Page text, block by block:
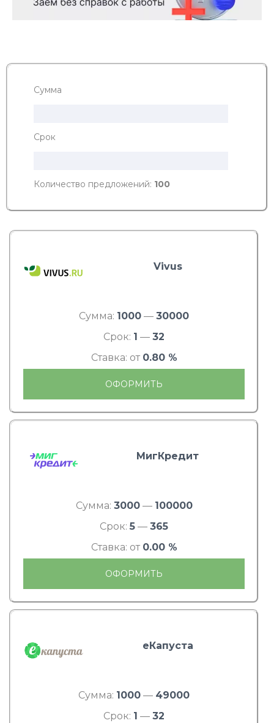
Сумма
Срок
Количество предложений: 100
Vivus
Сумма: 1000 — 30000
Срок: 1 — 32
Ставка: от 0.80 %
ОФОРМИТЬ
МигКредит
Сумма: 3000— 100000
Срок: 5 — 365
Ставка: от 0.00 %
ОФОРМИТЬ
еКапуста
Сумма: 1000 — 49000
Срок: 1 — 32